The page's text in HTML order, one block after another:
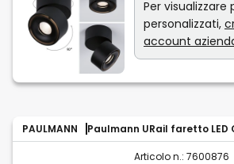
Per visualizzare
personalizzati,
account
PAULMANN Paulmann URail faretto LED
Articolo n.: 7600876